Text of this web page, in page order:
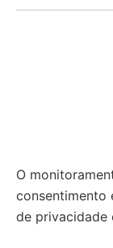
O
consentimento
de privacidade